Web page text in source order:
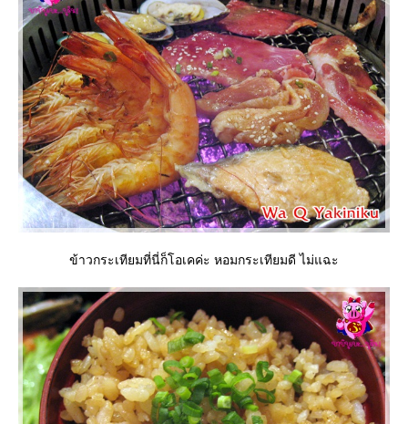
ข้าวกระเทียมที่นี่ก็โอเคค่ะ หอมกระเทียมดี ไม่แฉะ